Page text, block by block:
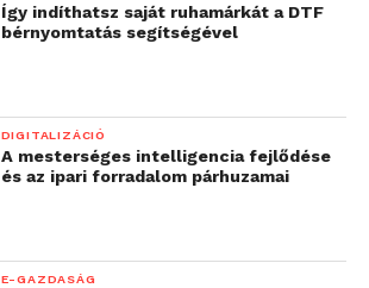
Így indíthatsz saját ruhamárkát a DTF
bérnyomtatás segítségével
DIGITALIZÁCIÓ
A mesterséges intelligencia fejlődése
és az ipari forradalom párhuzamai
E-GAZDASÁG